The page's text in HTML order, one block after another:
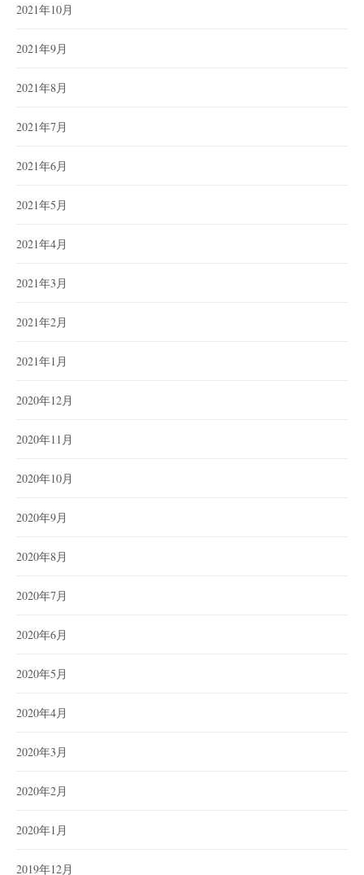
2021年10月
2021年9月
2021年8月
2021年7月
2021年6月
2021年5月
2021年4月
2021年3月
2021年2月
2021年1月
2020年12月
2020年11月
2020年10月
2020年9月
2020年8月
2020年7月
2020年6月
2020年5月
2020年4月
2020年3月
2020年2月
2020年1月
2019年12月